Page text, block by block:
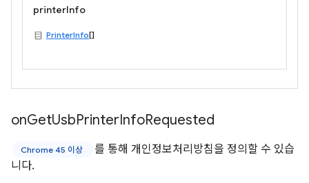
printerInfo
PrinterInfo[]
onGetUsbPrinterInfoRequested
Chrome 45 이상
를 통해 개인정보처리방침을 정의할 수 있습
니다.